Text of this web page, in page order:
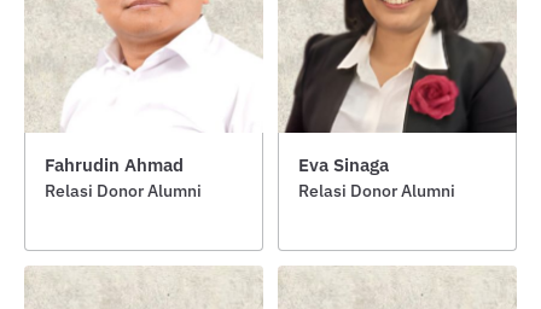
Fahrudin Ahmad
Relasi Donor Alumni
Eva Sinaga
Relasi Donor Alumni